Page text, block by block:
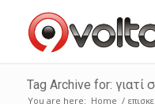
Tag Archive for: γιατί
You are here: Home /